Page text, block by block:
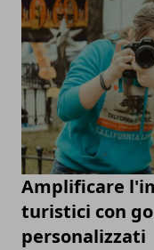
Amplificare
turistici con
personalizzati